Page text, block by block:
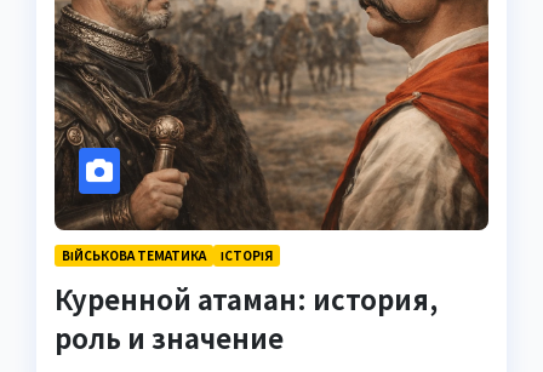
ВІЙСЬКОВА ТЕМАТИКА ІСТОРІЯ
Куренной атаман: история,
роль и значение